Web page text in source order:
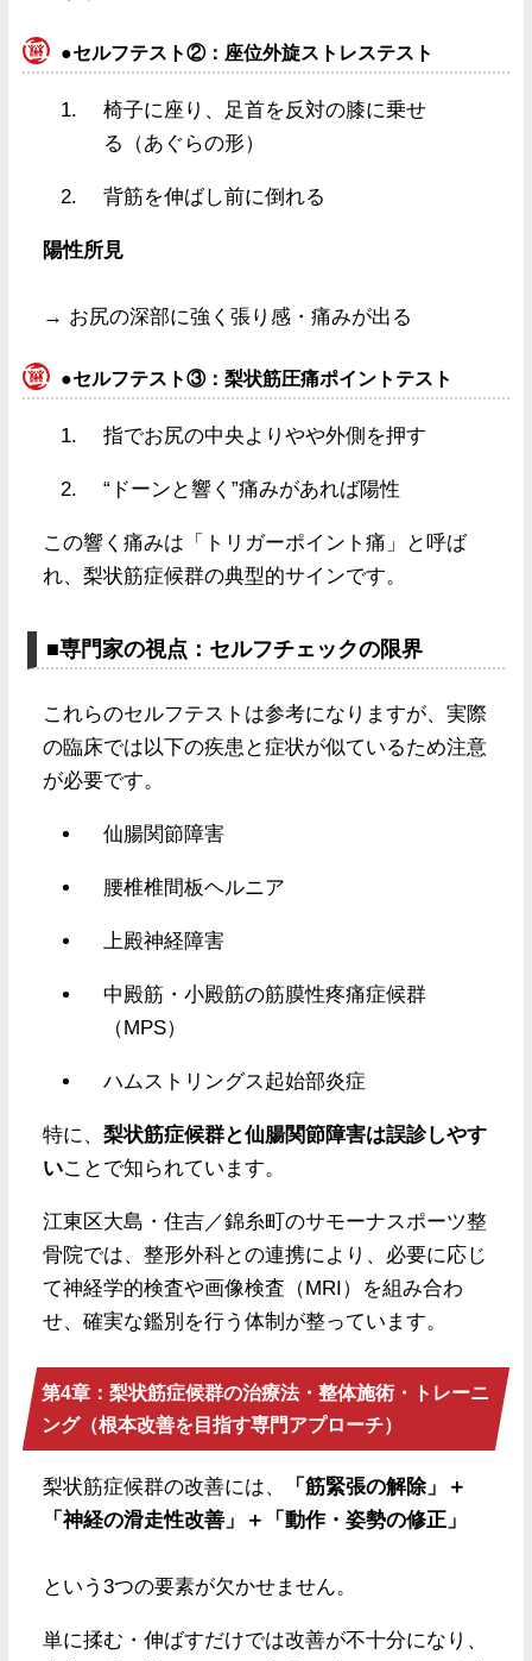
●セルフテスト②：座位外旋ストレステスト
椅子に座り、足首を反対の膝に乗せ
る（あぐらの形）
背筋を伸ばし前に倒れる
陽性所見
→ お尻の深部に強く張り感・痛みが出る
●セルフテスト③：梨状筋圧痛ポイントテスト
指でお尻の中央よりやや外側を押す
“ドーンと響く”痛みがあれば陽性
この響く痛みは「トリガーポイント痛」と呼ば
れ、梨状筋症候群の典型的サインです。
■専門家の視点：セルフチェックの限界
これらのセルフテストは参考になりますが、実際
の臨床では以下の疾患と症状が似ているため注意
が必要です。
仙腸関節障害
腰椎椎間板ヘルニア
上殿神経障害
中殿筋・小殿筋の筋膜性疼痛症候群
（MPS）
ハムストリングス起始部炎症
特に、 梨状筋症候群と仙腸関節障害は誤診しやす
いことで知られています。
江東区大島・住吉／錦糸町のサモーナスポーツ整
骨院では、整形外科との連携により、必要に応じ
て神経学的検査や画像検査（MRI）を組み合わ
せ、確実な鑑別を行う体制が整っています。
第4章：梨状筋症候群の治療法・整体施術・トレーニ
ング（根本改善を目指す専門アプローチ）
梨状筋症候群の改善には、
「筋緊張の解除」＋
「神経の滑走性改善」＋「動作・姿勢の修正」
という3つの要素が欠かせません。
単に揉む・伸ばすだけでは改善が不十分になり、